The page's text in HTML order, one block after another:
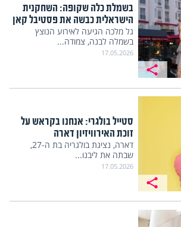
בשמלת כלה שקופה: השחקנית
הישראלית כבשה את פסטיבל קאן
גל מלכה הגיעה לאירוע הנוצץ
בשמלה לבנה, צמודה...
17.05.2026
סטייל בולגרי: אנחנו בקראש על
זוכת האירוויזיון דארה
דארה, נציגת בולגריה בת ה-27,
שבתה את ליבנו...
17.05.2026